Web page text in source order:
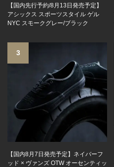
【国内先行予約/8月13日発売予定】
アシックス スポーツスタイル ゲル
NYC スモークグレー/ブラック
3
【国内8月7日発売予定】ネイバーフ
ッド × ヴァンズ OTW オーセンティッ